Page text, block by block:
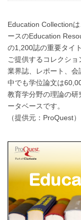
Education Collection
ースのEducation
の1,200誌の重要タイ
ご提供するコレクシ
業界誌、レポート、会
中でも学位論文は
教育学分野の理論の
ータベースです。
（提供元：ProQuest）